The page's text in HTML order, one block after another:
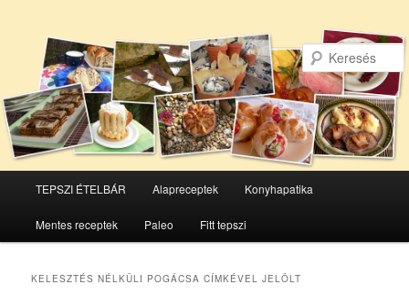
Tovább
az
elsődleges
Tovább
a
másodlagos
TEPSZI ÉTELBÁR Alapreceptek Konyhapatika
Mentes receptek Paleo Fitt tepszi
KELESZTÉS NÉLKÜLI POGÁCSA CÍMKÉVEL JELÖLT